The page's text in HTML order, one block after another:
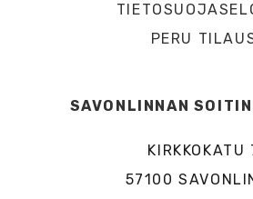
PERU
SAVONLINNAN
KIRKKOKATU
57100